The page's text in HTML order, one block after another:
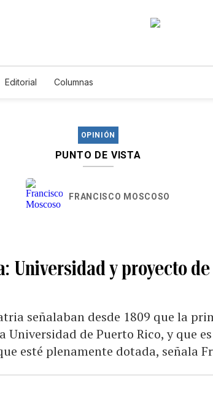
Editorial Columnas
OPINIÓN
PUNTO DE VISTA
FRANCISCO MOSCOSO
Universidad y proyecto
señalaban desde 1809 que la
Universidad de Puerto Rico, y que
esté plenamente dotada, señala